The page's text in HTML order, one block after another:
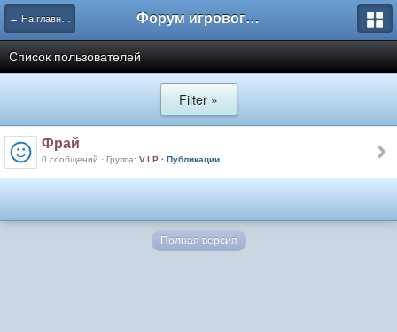
← На главную Форум игрового проекта Riverrise
Список пользователей
Filter »
Фрай
0 сообщений · Группа: V.I.P · Публикации
Полная версия